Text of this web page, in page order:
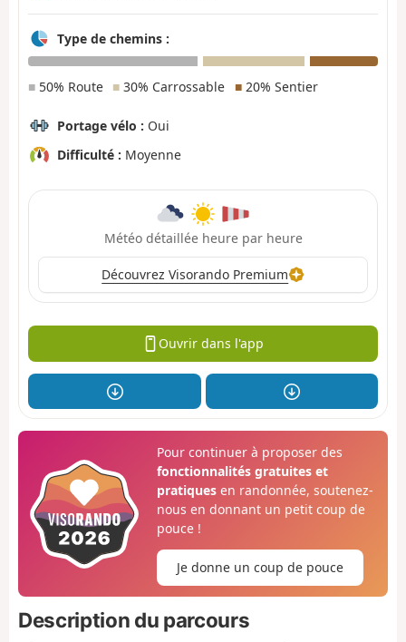
Type de chemins :
■ 50% Route ■ 30% Carrossable ■20% Sentier
Portage vélo : Oui
Difficulté : Moyenne
Météo détaillée heure par heure
Découvrez Visorando Premium
Ouvrir dans l'app
Pour continuer à proposer des
fonctionnalités gratuites et
pratiquesen randonnée, soutenez-
nous en donnant un petit coup de
pouce !
Je donne un coup de pouce
Description du parcours